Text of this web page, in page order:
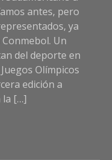
antes, pero
ya
Un
del deporte en
Olímpicos
edición a
la […]